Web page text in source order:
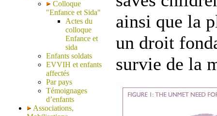
Colloque
"Enfance et Sida"
Actes du
colloque
Enfance et
sida
Enfants soldats
EVVIH et enfants
affectés
Par pays
Témoignages
d’enfants
Associations,
ainsi que la
un droit
survie de la